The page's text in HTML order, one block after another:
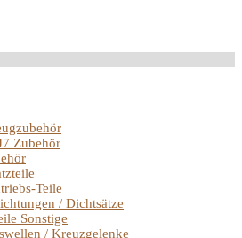
Zubehör
Teile
/ Dichtsätze
Sonstige
/ Kreuzgelenke